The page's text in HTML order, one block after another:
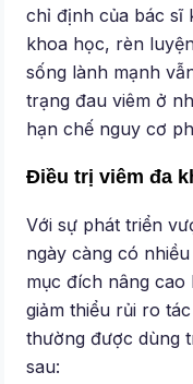
chỉ định của bác sĩ
khoa học, rèn
sống lành mạnh
trạng đau viêm ở
hạn chế nguy cơ
Điều trị viêm đa
Với sự phát triển
ngày càng có
mục đích nâng
giảm thiểu rủi ro
thường được dùng
sau: